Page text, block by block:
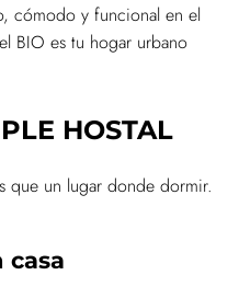
cómodo y funcional en el
BIO es tu hogar urbano
HOSTAL
que un lugar donde dormir.
casa